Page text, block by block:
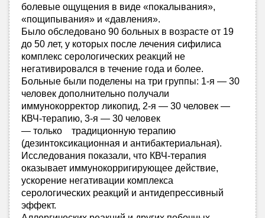
болевые ощущения в виде «покалывания»,
«пощипывания» и «давления».
Было обследовано 90 больных в возрасте от 19
до 50 лет, у которых после лечения сифилиса
комплекс серологических реакций не
негативировался в течение года и более.
Больные были поделены на три группы: 1-я — 30
человек дополнительно получали
иммунокорректор ликопид, 2-я — 30 человек —
КВЧ-терапию, 3-я — 30 человек
— только традиционную терапию
(дезинтоксикационная и антибактериальная).
Исследования показали, что КВЧ-терапия
оказывает иммунокорригирующее действие,
ускорение негативации комплекса
серологических реакций и антидепрессивный
эффект.